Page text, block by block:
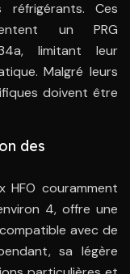
Ces
un PRG
limitant leur
Malgré leurs
doivent être
des
HFO couramment
4, offre une
avec de
sa légère